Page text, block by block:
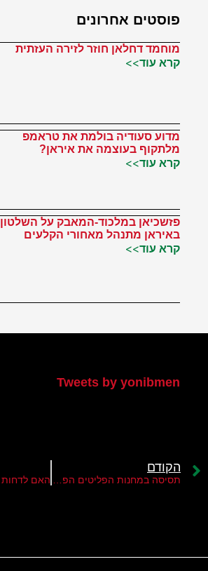
פוסטים אחרונים
מוחמד דחלאן חוזר לזירה העזתית
קרא עוד>>
מדוע סעודיה בולמת את טראמפ
מלתקוף בעוצמה את איראן?
קרא עוד>>
פזשכיאן במלכוד-המאבק על השלטון
באיראן מתנהל מאחורי הקלעים
קרא עוד>>
Tweets by yonibmen
הקודם